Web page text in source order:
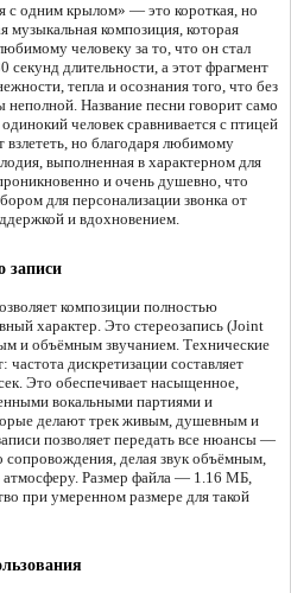
с одним крылом» — это короткая, но
композиция, которая
человеку за то, что он стал
секунд длительности, а этот фрагмент
тепла и осознания того, что без
Название песни говорит само
человек сравнивается с птицей
но благодаря любимому
выполненная в характерном для
и очень душевно, что
для персонализации звонка от
и вдохновением.
записи
композиции полностью
характер. Это стереозапись (Joint
и объёмным звучанием. Технические
дискретизации составляет
Это обеспечивает насыщенное,
вокальными партиями и
делают трек живым, душевным и
позволяет передать все нюансы —
сопровождения, делая звук объёмным,
Размер файла — 1.16 МБ,
при умеренном размере для такой